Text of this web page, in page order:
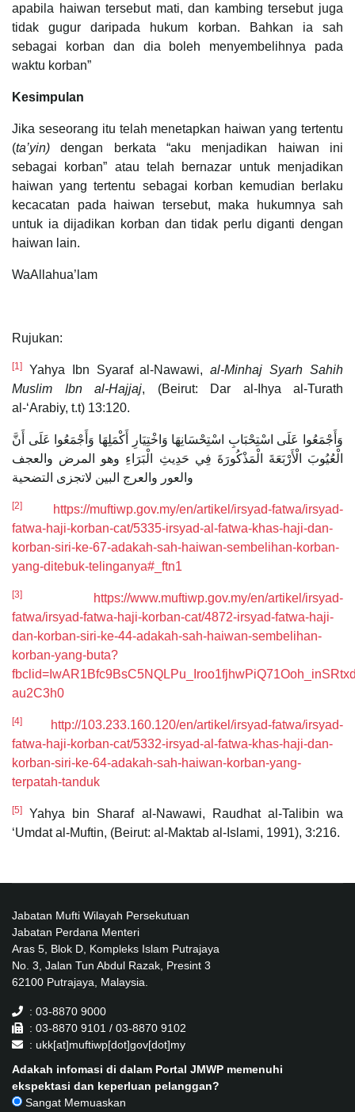
apabila haiwan tersebut mati, dan kambing tersebut juga
tidak gugur daripada hukum korban. Bahkan ia sah
sebagai korban dan dia boleh menyembelihnya pada
waktu korban”
Kesimpulan
Jika seseorang itu telah menetapkan haiwan yang tertentu
(ta’yin)dengan berkata “aku menjadikan haiwan ini
sebagai korban” atau telah bernazar untuk menjadikan
haiwan yang tertentu sebagai korban kemudian berlaku
kecacatan pada haiwan tersebut, maka hukumnya sah
untuk ia dijadikan korban dan tidak perlu diganti dengan
haiwan lain.
WaAllahua’lam
Rujukan:
[1] Yahya Ibn Syaraf al-Nawawi,al-Minhaj Syarh Sahih
Muslim Ibn al-Hajjaj, (Beirut: Dar al-Ihya al-Turath
al-‘Arabiy, t.t) 13:120.
‌وَأَجْمَعُوا عَلَى اسْتِحْبَابِ اسْتِحْسَانِهَا وَاخْتِيَارِ أَكْمَلِهَا ‌وَأَجْمَعُوا عَلَى أَنَّ
الْعُيُوبَ الْأَرْبَعَةَ الْمَذْكُورَةَ فِي حَدِيثِ الْبَرَاءِ وهو المرض والعجف
والعور والعرج البين لاتجزى التضحية
[2]
https://muftiwp.gov.my/en/artikel/irsyad-fatwa/irsyad-
fatwa-haji-korban-cat/5335-irsyad-al-fatwa-khas-haji-dan-
korban-siri-ke-67-adakah-sah-haiwan-sembelihan-korban-
yang-ditebuk-telinganya#_ftn1
[3]
https://www.muftiwp.gov.my/en/artikel/irsyad-
fatwa/irsyad-fatwa-haji-korban-cat/4872-irsyad-fatwa-haji-
dan-korban-siri-ke-44-adakah-sah-haiwan-sembelihan-
korban-yang-buta?
au2C3h0
[4]
http://103.233.160.120/en/artikel/irsyad-fatwa/irsyad-
fatwa-haji-korban-cat/5332-irsyad-al-fatwa-khas-haji-dan-
korban-siri-ke-64-adakah-sah-haiwan-korban-yang-
terpatah-tanduk
[5]
Yahya bin Sharaf al-Nawawi, Raudhat al-Talibin wa
‘Umdat al-Muftin, (Beirut: al-Maktab al-Islami, 1991), 3:216.
Jabatan Mufti Wilayah Persekutuan
Jabatan Perdana Menteri
Aras 5, Blok D, Kompleks Islam Putrajaya
No. 3, Jalan Tun Abdul Razak, Presint 3
62100 Putrajaya, Malaysia.
: 03-8870 9000
: 03-8870 9101 / 03-8870 9102
: ukk[at]muftiwp[dot]gov[dot]my
Adakah infomasi di dalam Portal JMWP memenuhi
ekspektasi dan keperluan pelanggan?
Sangat Memuaskan